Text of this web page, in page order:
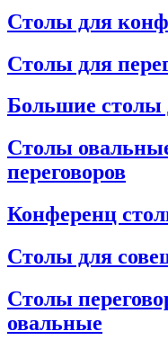
Столы для
Столы для
Большие столы
Столы
переговоров
Конференц
Столы для
Столы
овальные